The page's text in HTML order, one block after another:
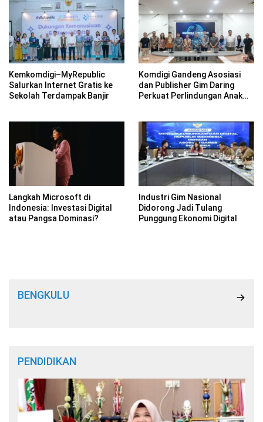
Kemkomdigi–MyRepublic
Salurkan Internet Gratis ke
Sekolah Terdampak Banjir
Komdigi Gandeng Asosiasi
dan Publisher Gim Daring
Perkuat Perlindungan Anak
Langkah Microsoft di
Indonesia: Investasi Digital
atau Pangsa Dominasi?
Industri Gim Nasional
Didorong Jadi Tulang
Punggung Ekonomi Digital
BENGKULU
PENDIDIKAN